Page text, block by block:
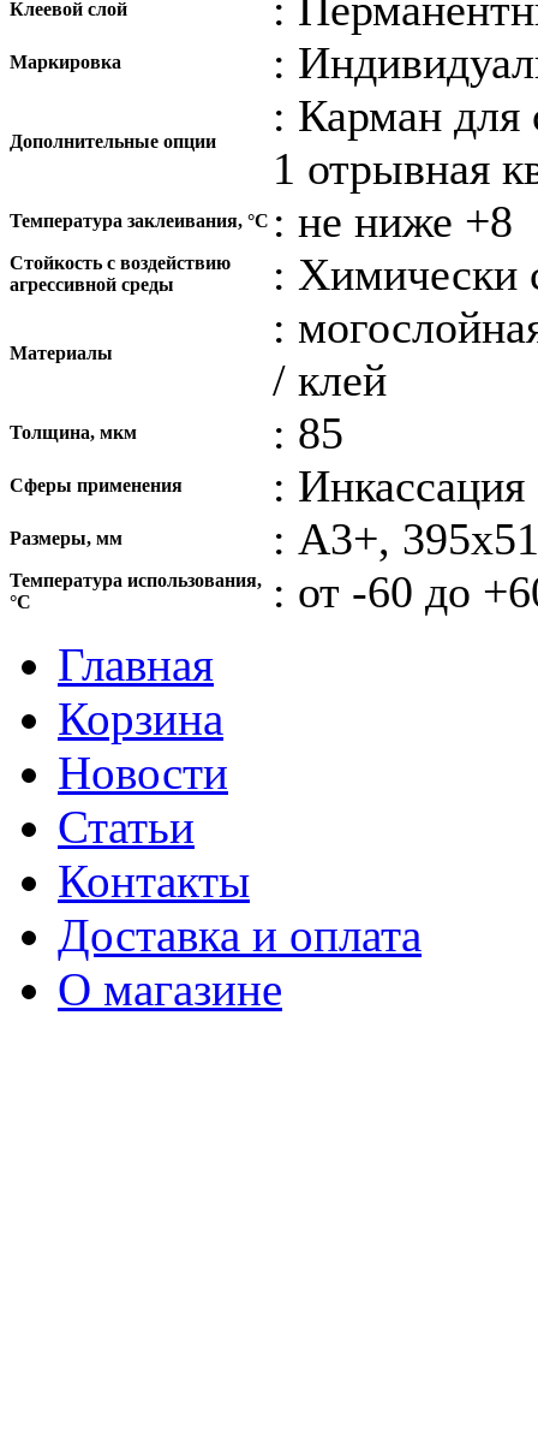
Клеевой слой
Маркировка :
Дополнительные опции
: Карман для
1 отрывная
Температура заклеивания, °С : не ниже +8
Стойкость с воздействию
агрессивной среды
: Химически
Материалы
:
/ клей
Толщина, мкм : 85
Сферы применения :
Размеры, мм : А3+,
Температура использования,
°С
: от -60 до
Главная
Корзина
Новости
Статьи
Контакты
Доставка и оплата
О магазине